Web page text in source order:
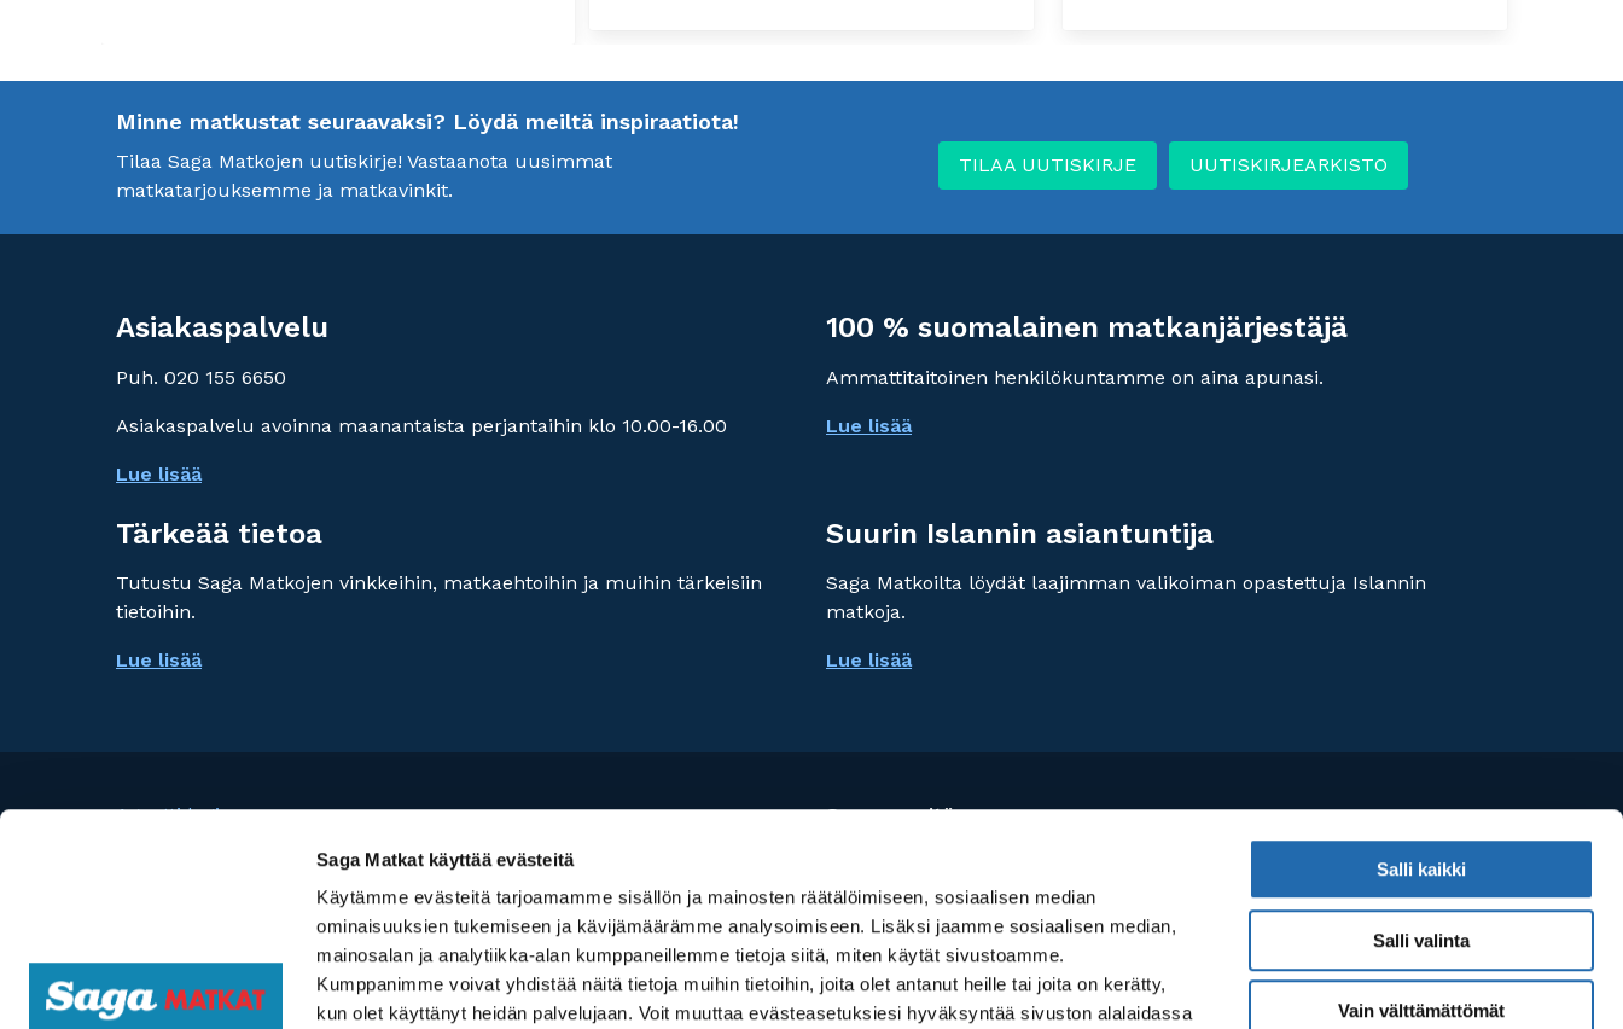
Saga Matkat käyttää evästeitä
Käytämme evästeitä tarjoamamme sisällön ja mainosten räätälöimiseen, sosiaalisen median
ominaisuuksien tukemiseen ja kävijämäärämme analysoimiseen. Lisäksi jaamme sosiaalisen median,
mainosalan ja analytiikka-alan kumppaneillemme tietoja siitä, miten käytät sivustoamme.
Kumppanimme voivat yhdistää näitä tietoja muihin tietoihin, joita olet antanut heille tai joita on kerätty,
kun olet käyttänyt heidän palvelujaan. Voit muuttaa evästeasetuksiesi hyväksyntää sivuston alalaidassa
Salli kaikki
Salli valinta
Vain välttämättömät
Minne matkustat seuraavaksi? Löydä meiltä inspiraatiota!
Tilaa Saga Matkojen uutiskirje! Vastaanota uusimmat
matkatarjouksemme ja matkavinkit.
TILAA UUTISKIRJE UUTISKIRJEARKISTO
Asiakaspalvelu
Puh. 020 155 6650
Asiakaspalvelu avoinna maanantaista perjantaihin klo 10.00-16.00
Lue lisää
100 % suomalainen matkanjärjestäjä
Ammattitaitoinen henkilökuntamme on aina apunasi.
Lue lisää
Tärkeää tietoa
Tutustu Saga Matkojen vinkkeihin, matkaehtoihin ja muihin tärkeisiin
tietoihin.
Lue lisää
Suurin Islannin asiantuntija
Saga Matkoilta löydät laajimman valikoiman opastettuja Islannin
matkoja.
Lue lisää
Agentti login
Seuraa meitä:
Travel Specialist Group Oy
Saga Matkat käyttää sivuillaan evästeitä. Jatkamalla palvelun käyttöä,
hyväksyt Saga Matkojen tietosuojakäytännön.